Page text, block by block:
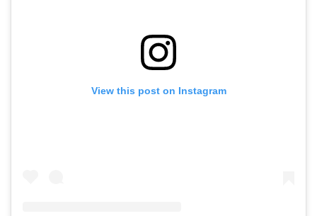
View this post on Instagram